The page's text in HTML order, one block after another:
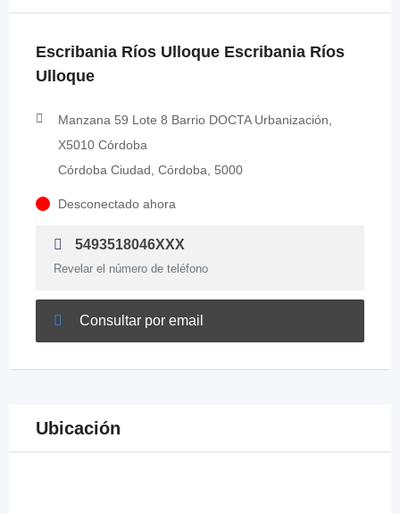
Escribania Ríos Ulloque Escribania Ríos
Ulloque
Manzana 59 Lote 8 Barrio DOCTA Urbanización,
X5010 Córdoba
Córdoba Ciudad, Córdoba, 5000
Desconectado ahora
5493518046XXX
Revelar el número de teléfono
Consultar por email
Ubicación